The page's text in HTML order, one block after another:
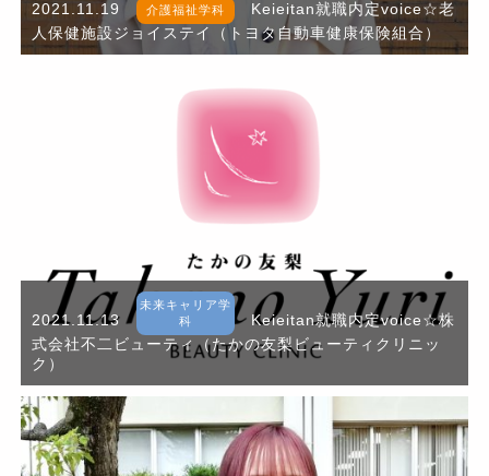
2021.11.19 介護福祉学科
Keieitan就職内定voice☆老
人保健施設ジョイステイ（トヨタ自動車健康保険組合）
2021.11.13
未来キャリア学
科
Keieitan就職内定voice☆株
式会社不二ビューティ（たかの友梨ビューティクリニッ
ク）